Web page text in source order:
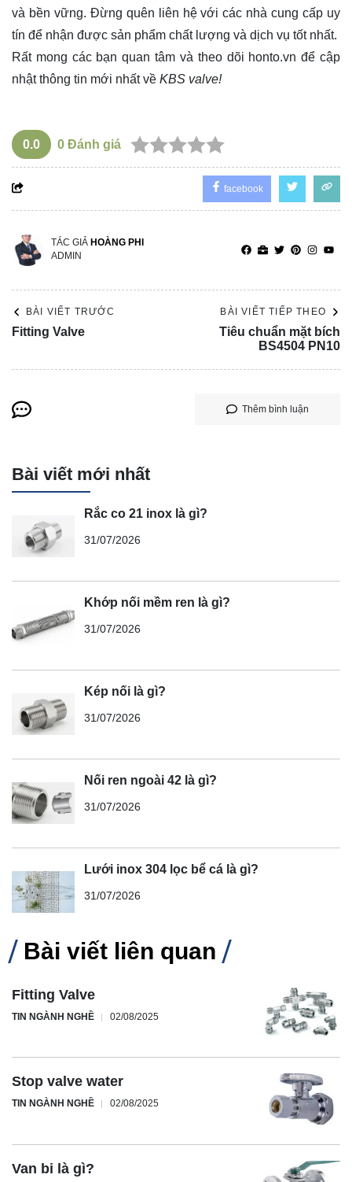
và bền vững. Đừng quên liên hệ với các nhà cung cấp uy
tín để nhận được sản phẩm chất lượng và dịch vụ tốt nhất.
Rất mong các bạn quan tâm và theo dõi honto.vn để cập
nhật thông tin mới nhất về KBS valve!
0.0 0 Đánh giá
facebook
TÁC GIẢ HOÀNG PHI
ADMIN
BÀI VIẾT TRƯỚC
Fitting Valve
BÀI VIẾT TIẾP THEO
Tiêu chuẩn mặt bích
BS4504 PN10
Thêm bình luận
Bài viết mới nhất
Rắc co 21 inox là gì?
31/07/2026
Khớp nối mềm ren là gì?
31/07/2026
Kép nối là gì?
31/07/2026
Nối ren ngoài 42 là gì?
31/07/2026
Lưới inox 304 lọc bể cá là gì?
31/07/2026
Bài viết liên quan
Fitting Valve
TIN NGÀNH NGHỀ 02/08/2025
Stop valve water
TIN NGÀNH NGHỀ 02/08/2025
Van bi là gì?